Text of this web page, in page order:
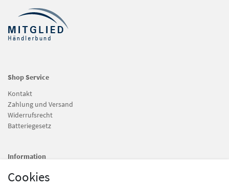
Shop Service
Kontakt
Zahlung und Versand
Widerrufsrecht
Batteriegesetz
Information
Newsletter
Datenschutz
Cookies